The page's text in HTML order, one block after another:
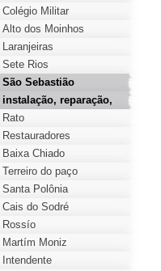
Colégio Militar
Alto dos Moinhos
Laranjeiras
Sete Rios
São Sebastião
instalação, reparação,
instalador, técnico,
certificado, fugas,
credenciado, gás,
lisboa
Rato
Restauradores
Baixa Chiado
Terreiro do paço
Santa Polônia
Cais do Sodré
Rossío
Martím Moniz
Intendente